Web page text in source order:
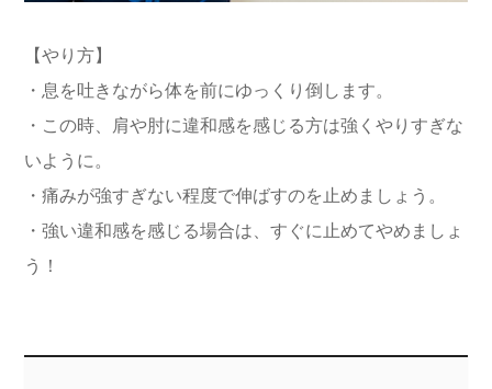
【やり方】
・息を吐きながら体を前にゆっくり倒します。
・この時、肩や肘に違和感を感じる方は強くやりすぎな
いように。
・痛みが強すぎない程度で伸ばすのを止めましょう。
・強い違和感を感じる場合は、すぐに止めてやめましょ
う！